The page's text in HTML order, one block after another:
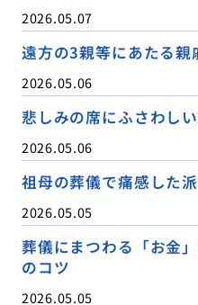
2026.05.07
遠方の3親等にあたる
2026.05.06
悲しみの席にふさわし
2026.05.06
祖母の葬儀で痛感した
2026.05.05
葬儀にまつわる「お金
のコツ
2026.05.05